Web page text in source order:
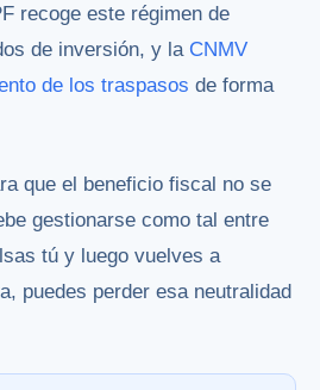
recoge este régimen de
de inversión, y la CNMV
de los traspasos de forma
que el beneficio fiscal no se
gestionarse como tal entre
tú y luego vuelves a
puedes perder esa neutralidad